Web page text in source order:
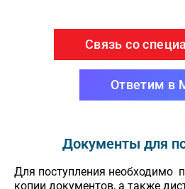
Связь со
Ответим в
Документы для
Для поступления необходимо
копии документов, а также